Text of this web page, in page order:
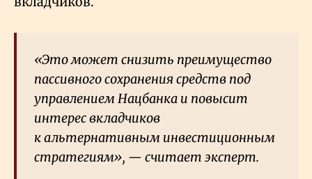
«Это может снизить преимущество
пассивного сохранения средств под
управлением Нацбанка и повысит
интерес вкладчиков
к альтернативным инвестиционным
стратегиям», — считает эксперт.